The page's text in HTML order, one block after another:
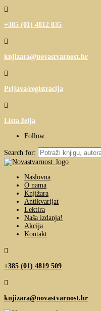

+385 (01) 4812 035

knjizara@novastvarnost.hr

Prijava/registracija

Lista želja
Follow
Search for:
Naslovna
O nama
Knjižara
Antikvarijat
Lektira
Naša izdanja!
Akcija
Kontakt

+385 (01) 4819 509

knjizara@novastvarnost.hr